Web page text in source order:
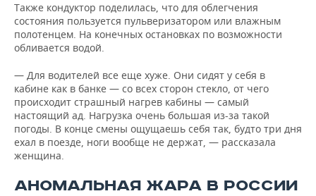
Также кондуктор поделилась, что для облегчения
состояния пользуется пульверизатором или влажным
полотенцем. На конечных остановках по возможности
обливается водой.
— Для водителей все еще хуже. Они сидят у себя в
кабине как в банке — со всех сторон стекло, от чего
происходит страшный нагрев кабины — самый
настоящий ад. Нагрузка очень большая из-за такой
погоды. В конце смены ощущаешь себя так, будто три дня
ехал в поезде, ноги вообще не держат, — рассказала
женщина.
АНОМАЛЬНАЯ ЖАРА В РОССИИ